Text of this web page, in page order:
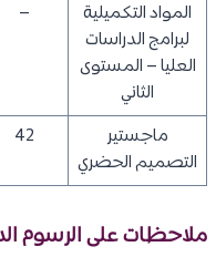
المواد التكميلية
لبرامج الدراسات
العليا – المستوى
الثاني
–
ماجستير
التصميم الحضري
42
ملاحظات على الرسوم